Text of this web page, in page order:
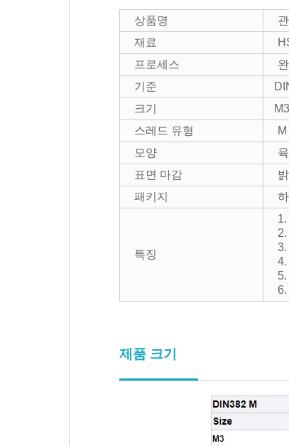
상품명
재료
프로세스
기준
크기
스레드 유형
모양
표면 마감
패키지
특징
3.
4.
6.
제품 크기